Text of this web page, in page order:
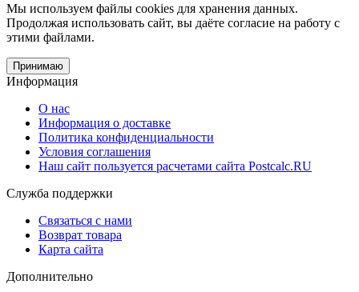
Мы используем файлы cookies для хранения данных.
Продолжая использовать сайт, вы даёте согласие на работу с
этими файлами.
Принимаю
Информация
О нас
Информация о доставке
Политика конфиденциальности
Условия соглашения
Наш сайт пользуется расчетами сайта Postcalc.RU
Служба поддержки
Связаться с нами
Возврат товара
Карта сайта
Дополнительно